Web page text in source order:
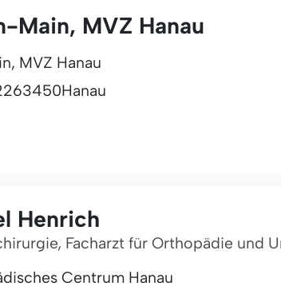
Main, MVZ Hanau
MVZ Hanau
63450Hanau
Henrich
Facharzt für Orthopädie und
Centrum Hanau